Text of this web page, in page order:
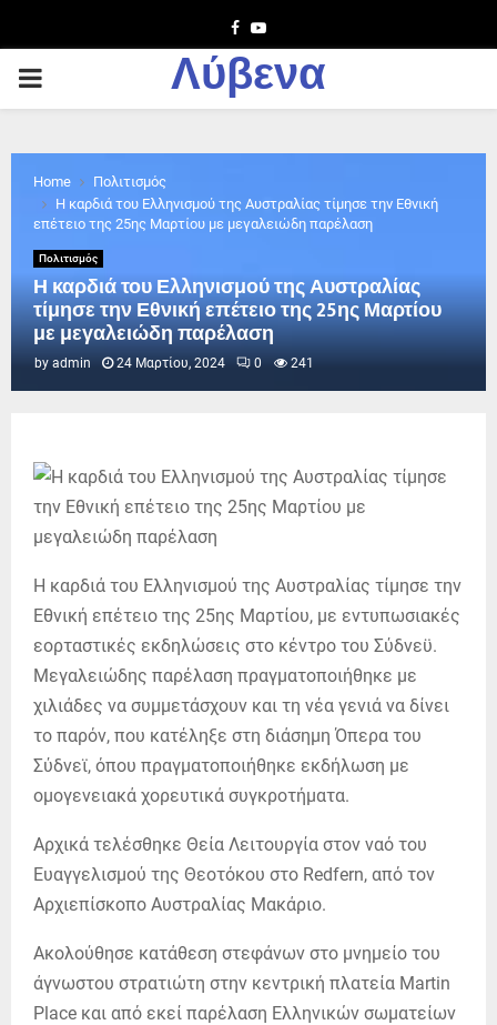
Facebook
Youtube
PRIMARY
Λύβενα
Home
Πολιτισμός
Η καρδιά του Ελληνισμού της Αυστραλίας τίμησε την Εθνική
επέτειο της 25ης Μαρτίου με μεγαλειώδη παρέλαση
Πολιτισμός
Η καρδιά του Ελληνισμού της Αυστραλίας
τίμησε την Εθνική επέτειο της 25ης Μαρτίου
με μεγαλειώδη παρέλαση
by admin 24 Μαρτίου, 2024 0 241
Η καρδιά του Ελληνισμού της Αυστραλίας τίμησε την
Εθνική επέτειο της 25ης Μαρτίου, με εντυπωσιακές
εορταστικές εκδηλώσεις στο κέντρο του Σύδνεϋ.
Μεγαλειώδης παρέλαση πραγματοποιήθηκε με
χιλιάδες να συμμετάσχουν και τη νέα γενιά να δίνει
το παρόν, που κατέληξε στη διάσημη Όπερα του
Σύδνεϊ, όπου πραγματοποιήθηκε εκδήλωση με
ομογενειακά χορευτικά συγκροτήματα.
Αρχικά τελέσθηκε Θεία Λειτουργία στον ναό του
Ευαγγελισμού της Θεοτόκου στο Redfern, από τον
Αρχιεπίσκοπο Αυστραλίας Μακάριο.
Ακολούθησε κατάθεση στεφάνων στο μνημείο του
άγνωστου στρατιώτη στην κεντρική πλατεία Martin
Place και από εκεί παρέλαση Ελληνικών σωματείων